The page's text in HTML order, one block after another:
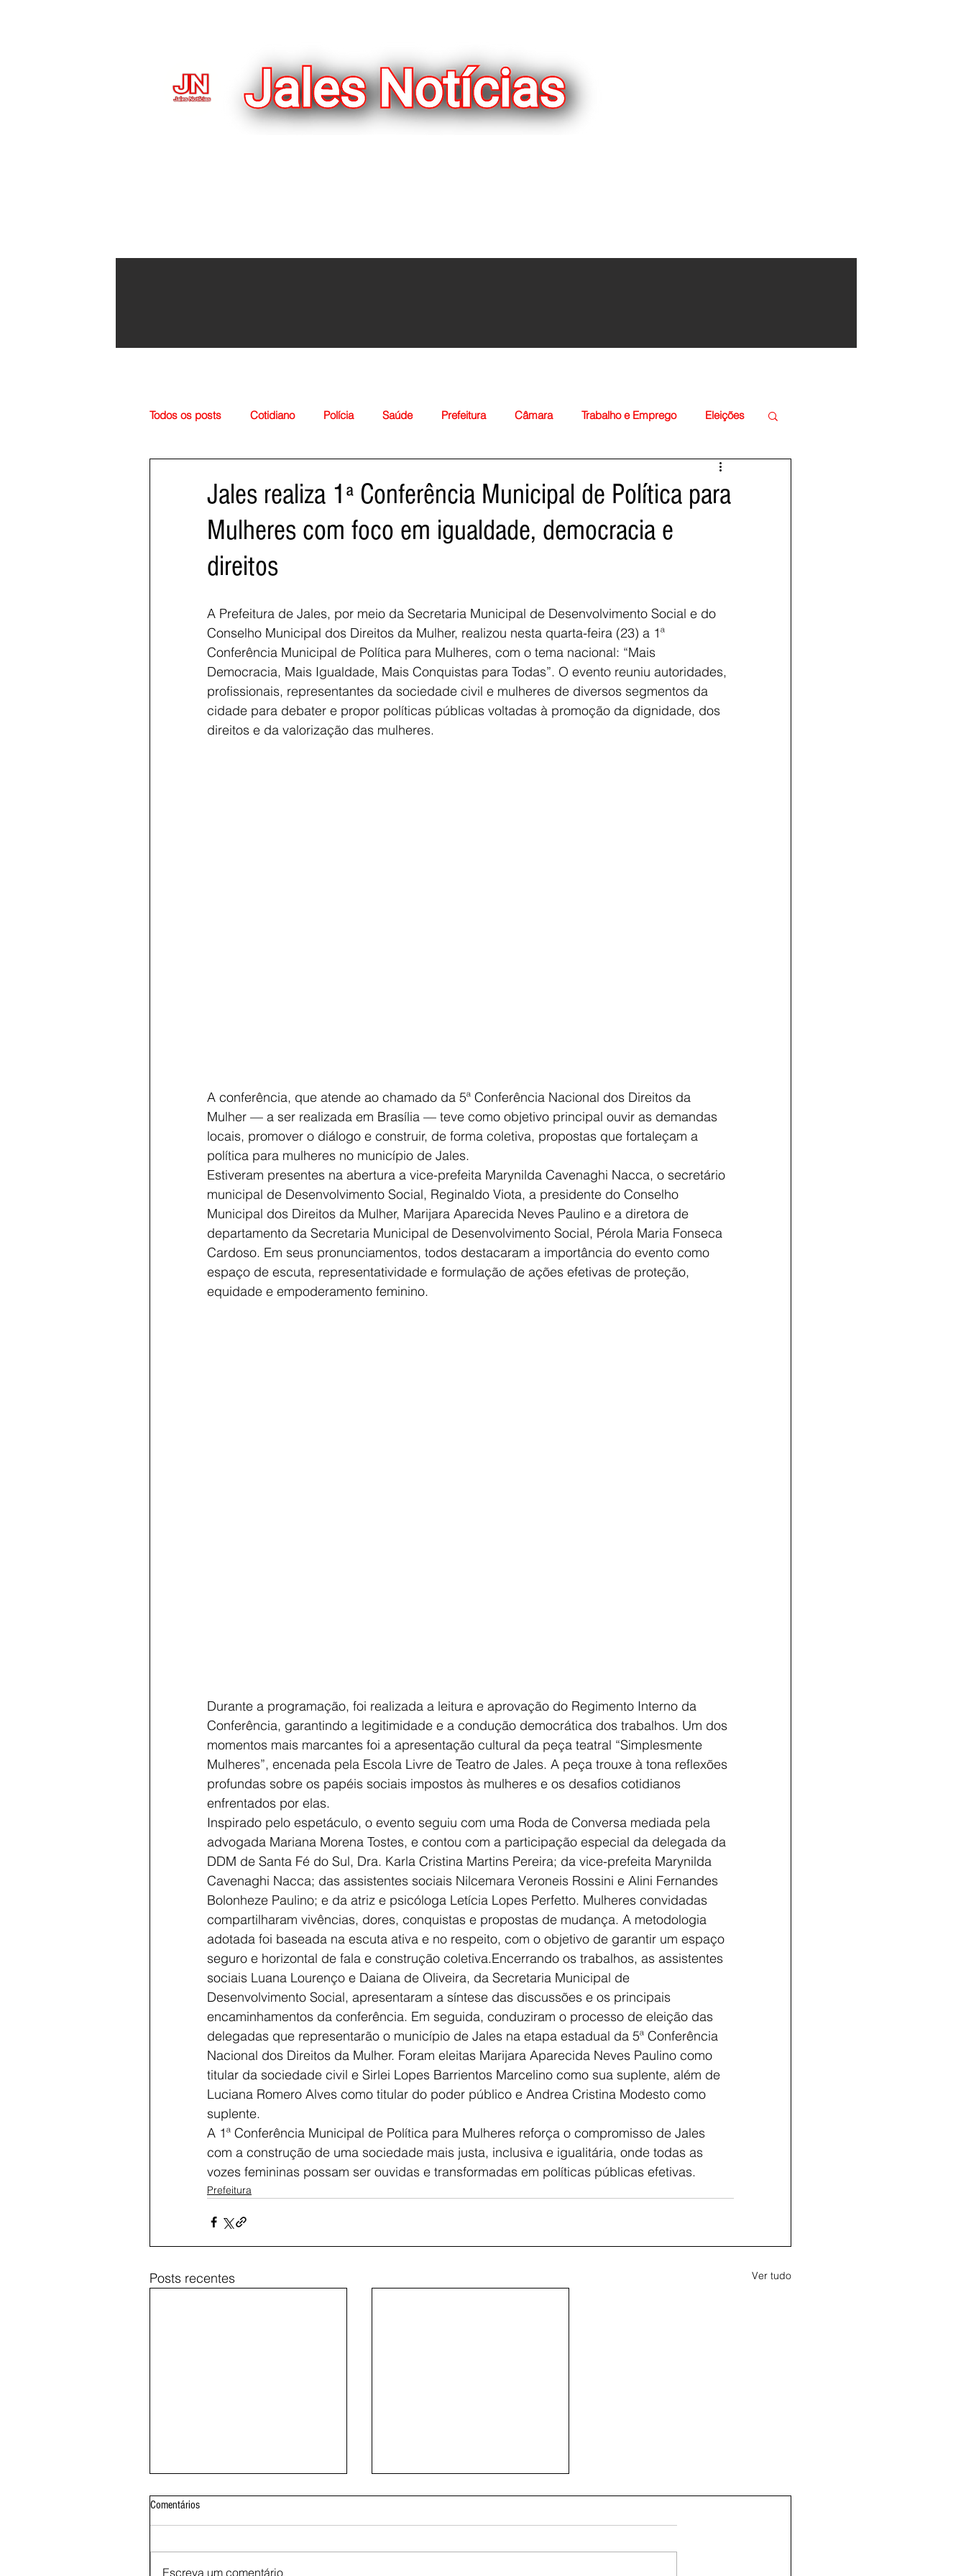
Voltar
Todos os posts Cotidiano Polícia Saúde Prefeitura Câmara Trabalho e Emprego Eleições
Jales realiza 1ª Conferência Municipal de Política para
Mulheres com foco em igualdade, democracia e
direitos
A Prefeitura de Jales, por meio da Secretaria Municipal de Desenvolvimento Social e do
Conselho Municipal dos Direitos da Mulher, realizou nesta quarta-feira (23) a 1ª
Conferência Municipal de Política para Mulheres, com o tema nacional: “Mais
Democracia, Mais Igualdade, Mais Conquistas para Todas”. O evento reuniu autoridades,
profissionais, representantes da sociedade civil e mulheres de diversos segmentos da
cidade para debater e propor políticas públicas voltadas à promoção da dignidade, dos
direitos e da valorização das mulheres.
A conferência, que atende ao chamado da 5ª Conferência Nacional dos Direitos da
Mulher — a ser realizada em Brasília — teve como objetivo principal ouvir as demandas
locais, promover o diálogo e construir, de forma coletiva, propostas que fortaleçam a
política para mulheres no município de Jales.
Estiveram presentes na abertura a vice-prefeita Marynilda Cavenaghi Nacca, o secretário
municipal de Desenvolvimento Social, Reginaldo Viota, a presidente do Conselho
Municipal dos Direitos da Mulher, Marijara Aparecida Neves Paulino e a diretora de
departamento da Secretaria Municipal de Desenvolvimento Social, Pérola Maria Fonseca
Cardoso. Em seus pronunciamentos, todos destacaram a importância do evento como
espaço de escuta, representatividade e formulação de ações efetivas de proteção,
equidade e empoderamento feminino.
Durante a programação, foi realizada a leitura e aprovação do Regimento Interno da
Conferência, garantindo a legitimidade e a condução democrática dos trabalhos. Um dos
momentos mais marcantes foi a apresentação cultural da peça teatral “Simplesmente
Mulheres”, encenada pela Escola Livre de Teatro de Jales. A peça trouxe à tona reflexões
profundas sobre os papéis sociais impostos às mulheres e os desafios cotidianos
enfrentados por elas.
Inspirado pelo espetáculo, o evento seguiu com uma Roda de Conversa mediada pela
advogada Mariana Morena Tostes, e contou com a participação especial da delegada da
DDM de Santa Fé do Sul, Dra. Karla Cristina Martins Pereira; da vice-prefeita Marynilda
Cavenaghi Nacca; das assistentes sociais Nilcemara Veroneis Rossini e Alini Fernandes
Bolonheze Paulino; e da atriz e psicóloga Letícia Lopes Perfetto. Mulheres convidadas
compartilharam vivências, dores, conquistas e propostas de mudança. A metodologia
adotada foi baseada na escuta ativa e no respeito, com o objetivo de garantir um espaço
seguro e horizontal de fala e construção coletiva.Encerrando os trabalhos, as assistentes
sociais Luana Lourenço e Daiana de Oliveira, da Secretaria Municipal de
Desenvolvimento Social, apresentaram a síntese das discussões e os principais
encaminhamentos da conferência. Em seguida, conduziram o processo de eleição das
delegadas que representarão o município de Jales na etapa estadual da 5ª Conferência
Nacional dos Direitos da Mulher. Foram eleitas Marijara Aparecida Neves Paulino como
titular da sociedade civil e Sirlei Lopes Barrientos Marcelino como sua suplente, além de
Luciana Romero Alves como titular do poder público e Andrea Cristina Modesto como
suplente.
A 1ª Conferência Municipal de Política para Mulheres reforça o compromisso de Jales
com a construção de uma sociedade mais justa, inclusiva e igualitária, onde todas as
vozes femininas possam ser ouvidas e transformadas em políticas públicas efetivas.
Prefeitura
Posts recentes Ver tudo
Comentários
Escreva um comentário